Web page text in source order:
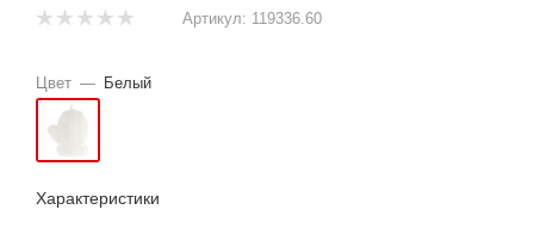
Артикул: 119336.60
Цвет — Белый
Характеристики